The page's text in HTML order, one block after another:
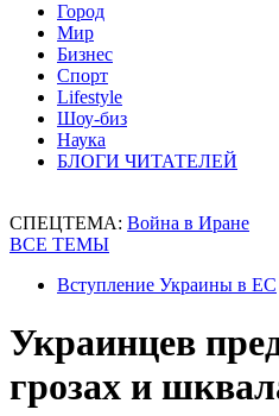
Город
Мир
Бизнес
Спорт
Lifestyle
Шоу-биз
Наука
БЛОГИ ЧИТАТЕЛЕЙ
СПЕЦТЕМА: Война в Иране
ВСЕ ТЕМЫ
Вступление Украины в ЕС
Украинцев
грозах и